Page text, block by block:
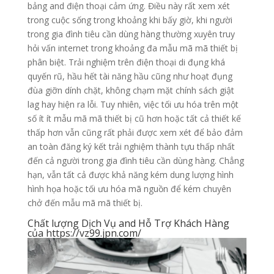
bảng and điện thoại cảm ứng. Điều này rất xem xét
trong cuộc sống trong khoảng khi bấy giờ, khi người
trong gia đình tiêu cần dùng hàng thường xuyên truy
hỏi vấn internet trong khoảng đa mẫu mã mã thiết bị
phân biệt. Trải nghiệm trên điện thoại di đụng khá
quyến rũ, hầu hết tài năng hầu cũng như hoạt đụng
đùa giỡn dính chặt, không chạm mặt chính sách giật
lag hay hiện ra lỗi. Tuy nhiên, việc tối ưu hóa trên một
số ít ít mẫu mã mã thiết bị cũ hơn hoặc tất cả thiết kế
thấp hơn vẫn cũng rất phải được xem xét để bảo đảm
an toàn đăng ký kết trải nghiệm thành tựu thấp nhất
đến cả người trong gia đình tiêu cần dùng hàng. Chẳng
hạn, vẫn tất cả được khả năng kém dung lượng hình
hình họa hoặc tối ưu hóa mã nguồn để kém chuyên
chở đến mẫu mã mã thiết bị.
Chất lượng Dịch Vụ and Hỗ Trợ Khách Hàng
của https://vz99.jpn.com/